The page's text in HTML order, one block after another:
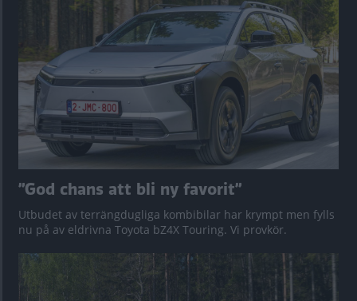
”God chans att bli ny favorit”
Utbudet av terrängdugliga kombibilar har krympt men fylls
nu på av eldrivna Toyota bZ4X Touring. Vi provkör.